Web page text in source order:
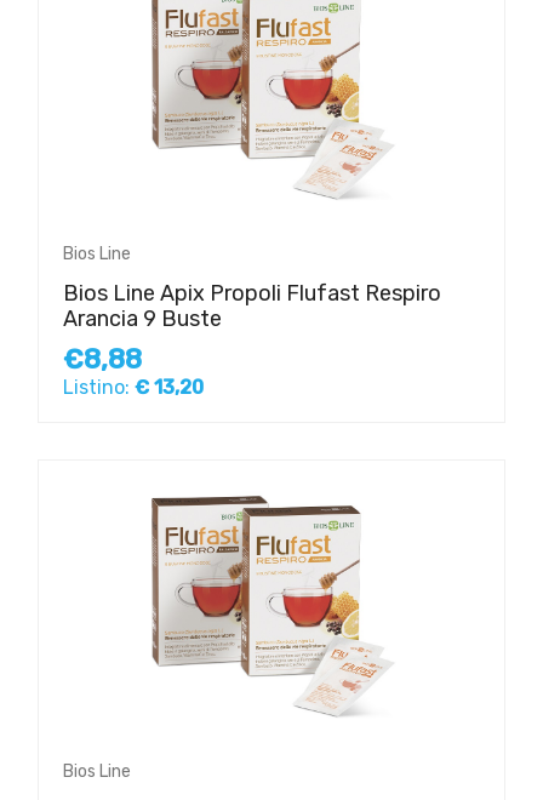
Bios Line
Bios Line Apix Propoli Flufast Respiro
Arancia 9 Buste
€8,88
Listino: € 13,20
Bios Line